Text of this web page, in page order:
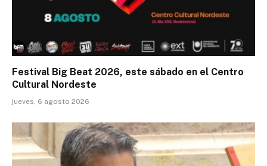
Festival Big Beat 2026, este sábado en el Centro
Cultural Nordeste
jueves, 6 agosto 2026